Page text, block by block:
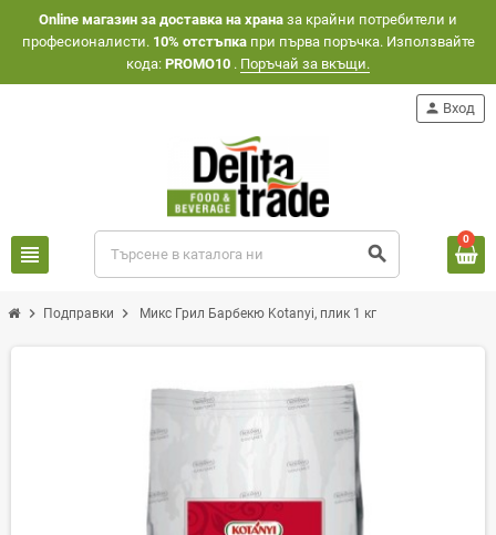
Оnline магазин за доставка на храна за крайни потребители и
професионалисти. 10% отстъпкапри първа поръчка. Използвайте
кода: PROMO10 . Поръчай за вкъщи.
view_headline search
person Вход
0
chevron_right Подправки chevron_right Микс Грил Барбекю Kotanyi, плик 1 кг